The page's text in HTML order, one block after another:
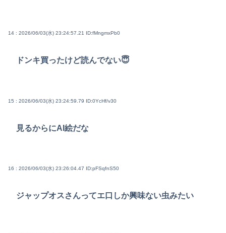
14 : 2026/06/03(水) 23:24:57.21 ID:fMngmxPb0
ドンキ買ったけど読んでない😇
15 : 2026/06/03(水) 23:24:59.79 ID:0YcHf/v30
見るからにAI絵だな
16 : 2026/06/03(水) 23:26:04.47 ID:pFSqfnS50
ジャップオスさんってエ口しか興味ない虫みたい